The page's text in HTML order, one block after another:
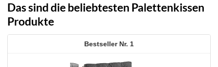
Das sind die beliebtesten Palettenkissen
Produkte
1